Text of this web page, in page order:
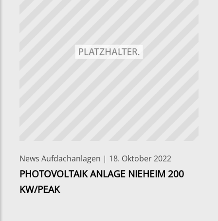
News Aufdachanlagen | 18. Oktober 2022
PHOTOVOLTAIK ANLAGE NIEHEIM 200
KW/PEAK